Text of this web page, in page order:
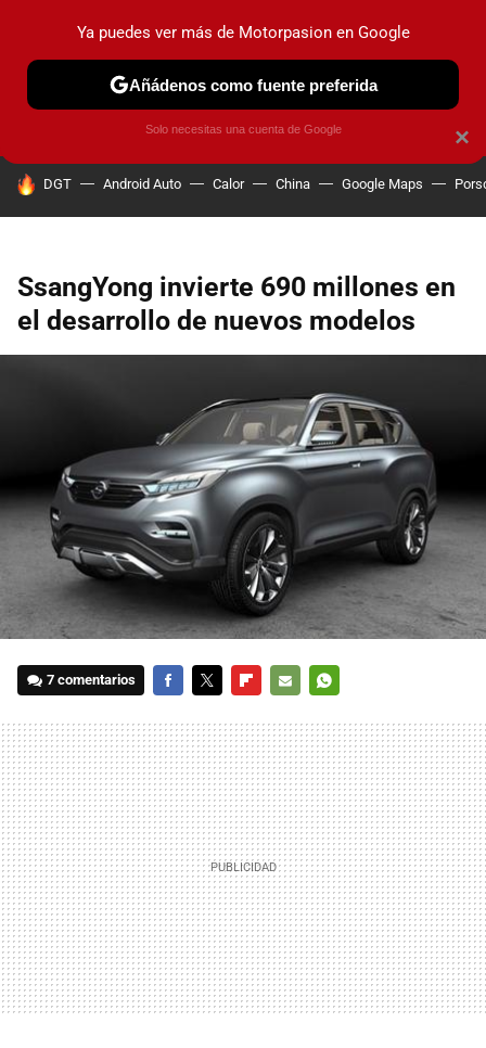
PRUEBAS COCHES ELÉCTRICOS OBSERVATORIO
HOY SE HABLA DE
DGT Android Auto Calor China Google Maps
SsangYong invierte 690 millones en
el desarrollo de nuevos modelos
7 comentarios
MAIL
×
Ya puedes ver más de Motorpasion en Google
Añádenos como fuente preferida
Solo necesitas una cuenta de Google